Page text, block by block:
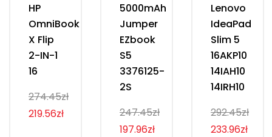
HP
OmniBook
X Flip
2-IN-1
16
274.45zł
219.56zł
5000mAh
Jumper
EZbook
S5
3376125-
2S
247.45zł
197.96zł
Lenovo
IdeaPad
Slim 5
16AKP10
14IAH10
14IRH10
292.45zł
233.96zł